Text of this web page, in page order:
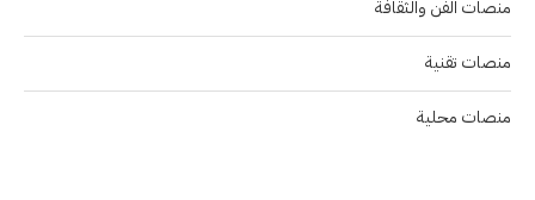
منصات الفن والثقافة
منصات تقنية
منصات محلية